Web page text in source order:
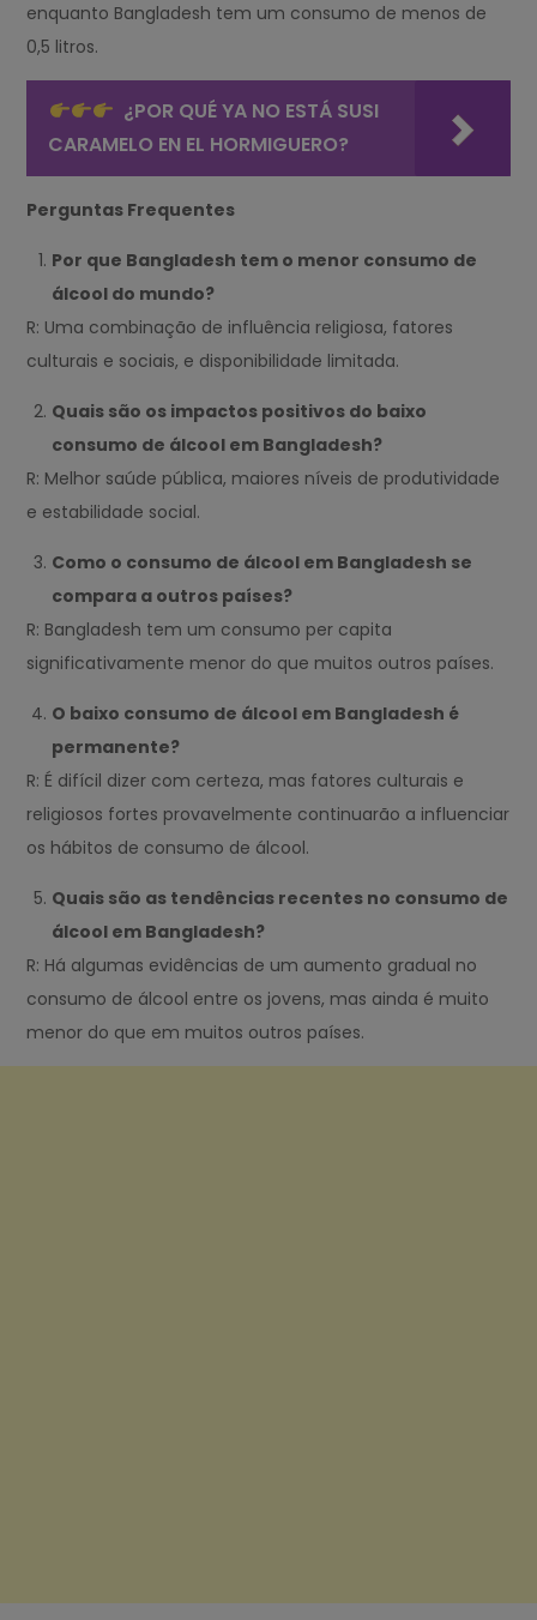
enquanto Bangladesh tem um consumo de menos de
0,5 litros.
¿POR QUÉ YA NO ESTÁ SUSI
CARAMELO EN EL HORMIGUERO?
Perguntas Frequentes
Por que Bangladesh tem o menor consumo de
álcool do mundo?
R: Uma combinação de influência religiosa, fatores
culturais e sociais, e disponibilidade limitada.
Quais são os impactos positivos do baixo
consumo de álcool em Bangladesh?
R: Melhor saúde pública, maiores níveis de produtividade
e estabilidade social.
Como o consumo de álcool em Bangladesh se
compara a outros países?
R: Bangladesh tem um consumo per capita
significativamente menor do que muitos outros países.
O baixo consumo de álcool em Bangladesh é
permanente?
R: É difícil dizer com certeza, mas fatores culturais e
religiosos fortes provavelmente continuarão a influenciar
os hábitos de consumo de álcool.
Quais são as tendências recentes no consumo de
álcool em Bangladesh?
R: Há algumas evidências de um aumento gradual no
consumo de álcool entre os jovens, mas ainda é muito
menor do que em muitos outros países.